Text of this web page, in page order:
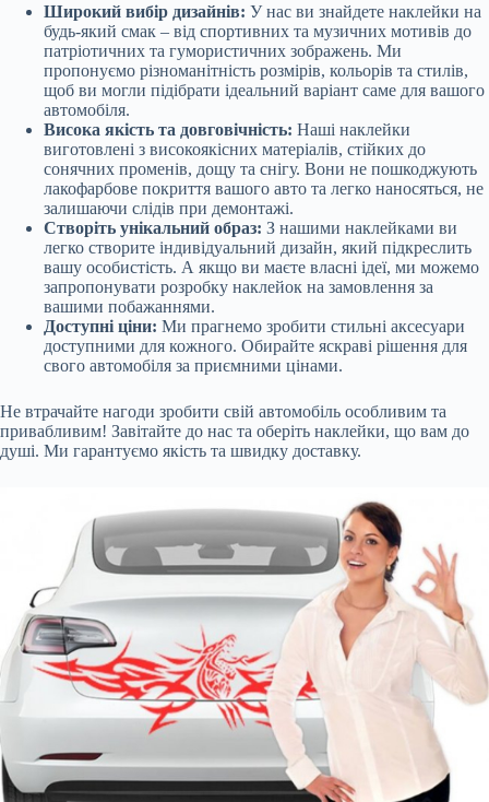
Широкий вибір дизайнів: У нас ви знайдете наклейки на
будь-який смак – від спортивних та музичних мотивів до
патріотичних та гумористичних зображень. Ми
пропонуємо різноманітність розмірів, кольорів та стилів,
щоб ви могли підібрати ідеальний варіант саме для вашого
автомобіля.
Висока якість та довговічність: Наші наклейки
виготовлені з високоякісних матеріалів, стійких до
сонячних променів, дощу та снігу. Вони не пошкоджують
лакофарбове покриття вашого авто та легко наносяться, не
залишаючи слідів при демонтажі.
Створіть унікальний образ: З нашими наклейками ви
легко створите індивідуальний дизайн, який підкреслить
вашу особистість. А якщо ви маєте власні ідеї, ми можемо
запропонувати розробку наклейок на замовлення за
вашими побажаннями.
Доступні ціни: Ми прагнемо зробити стильні аксесуари
доступними для кожного. Обирайте яскраві рішення для
свого автомобіля за приємними цінами.
Не втрачайте нагоди зробити свій автомобіль особливим та
привабливим! Завітайте до нас та оберіть наклейки, що вам до
душі. Ми гарантуємо якість та швидку доставку.